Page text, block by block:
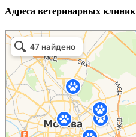
Адреса ветеринарных клиник